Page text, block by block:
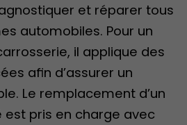
et réparer tous
automobiles. Pour un
il applique des
afin d’assurer un
Le remplacement d’un
pris en charge avec